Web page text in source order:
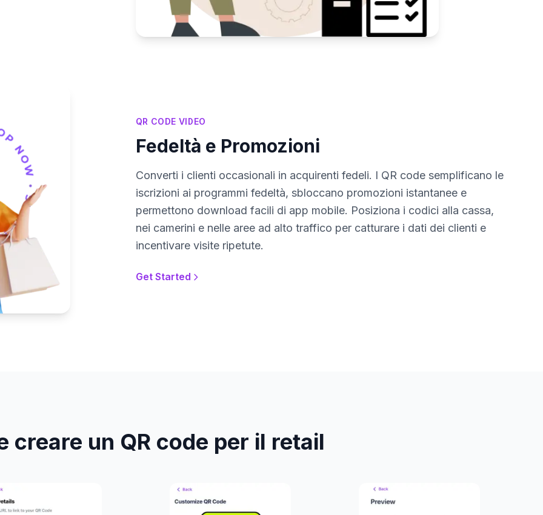
QR CODE VIDEO
Fedeltà e Promozioni
Converti i clienti occasionali in acquirenti fedeli. I QR code semplificano le
iscrizioni ai programmi fedeltà, sbloccano promozioni istantanee e
permettono download facili di app mobile. Posiziona i codici alla cassa,
nei camerini e nelle aree ad alto traffico per catturare i dati dei clienti e
incentivare visite ripetute.
Get Started
creare un QR code per il retail